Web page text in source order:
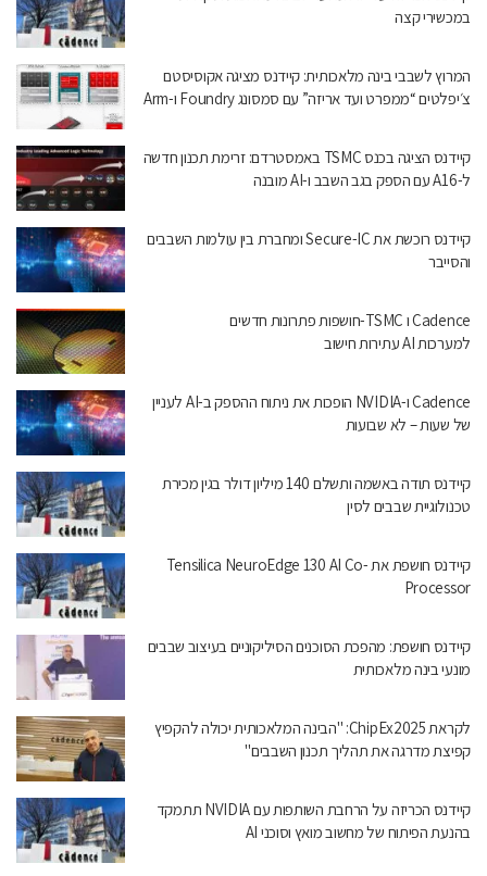
במכשירי קצה
המרוץ לשבבי בינה מלאכותית: קיידנס מציגה אקוסיסטם
צ׳יפלטים “ממפרט ועד אריזה” עם סמסונג Foundry ו-Arm
קיידנס הציגה בכנס TSMC באמסטרדם: זרימת תכנון חדשה
ל-A16 עם הספק בגב השבב ו-AI מובנה
קיידנס רוכשת את Secure-IC ומחברת בין עולמות השבבים
והסייבר
Cadence ו TSMC-חושפות פתרונות חדשים
למערכות AI עתירות חישוב
Cadence ו-NVIDIA הופכות את ניתוח ההספק ב-AI לעניין
של שעות – לא שבועות
קיידנס תודה באשמה ותשלם 140 מיליון דולר בגין מכירת
טכנולוגיית שבבים לסין
קיידנס חושפת את Tensilica NeuroEdge 130 AI Co-
Processor
קיידנס חושפת: מהפכת הסוכנים הסיליקוניים בעיצוב שבבים
מונעי בינה מלאכותית
לקראת ChipEx2025: "הבינה המלאכותית יכולה להקפיץ
קפיצת מדרגה את תהליך תכנון השבבים"
קיידנס הכריזה על הרחבת השותפות עם NVIDIA תתמקד
בהנעת הפיתוח של מחשוב מואץ וסוכני AI